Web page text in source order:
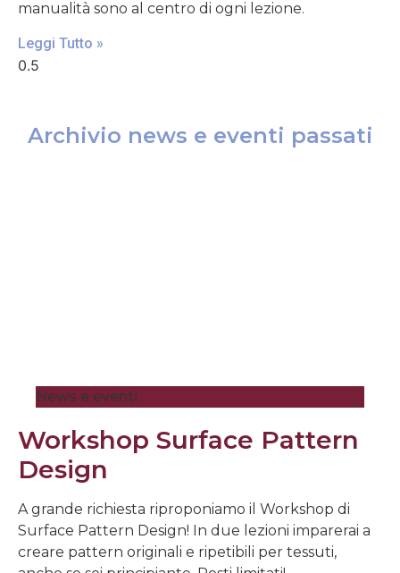
manualità sono al centro di ogni lezione.
Leggi Tutto »
Archivio news e eventi passati
News e eventi
Workshop Surface Pattern
Design
A grande richiesta riproponiamo il Workshop di
Surface Pattern Design! In due lezioni imparerai a
creare pattern originali e ripetibili per tessuti,